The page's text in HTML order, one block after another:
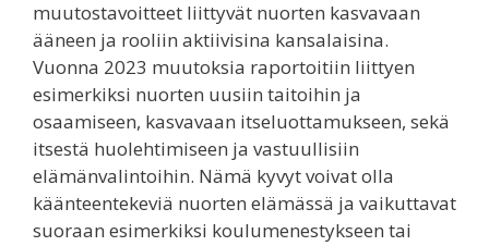
muutostavoitteet liittyvät nuorten kasvavaan
ääneen ja rooliin aktiivisina kansalaisina.
Vuonna 2023 muutoksia raportoitiin liittyen
esimerkiksi nuorten uusiin taitoihin ja
osaamiseen, kasvavaan itseluottamukseen, sekä
itsestä huolehtimiseen ja vastuullisiin
elämänvalintoihin. Nämä kyvyt voivat olla
käänteentekeviä nuorten elämässä ja vaikuttavat
suoraan esimerkiksi koulumenestykseen tai